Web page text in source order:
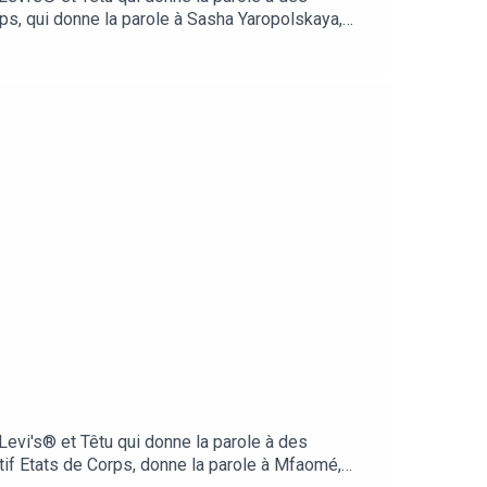
qui donne la parole à Sasha Yaropolskaya,
en France, XY Media.Sasha nous
aujourd'hui pour défendre les droits de sa
et Têtu qui donne la parole à des
Etats de Corps, donne la parole à Mfaomé,